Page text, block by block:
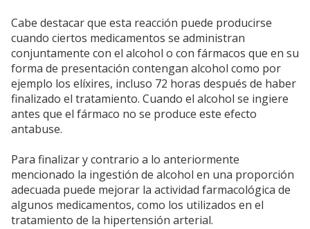
Cabe destacar que esta reacción puede producirse
cuando ciertos medicamentos se administran
conjuntamente con el alcohol o con fármacos que en su
forma de presentación contengan alcohol como por
ejemplo los elíxires, incluso 72 horas después de haber
finalizado el tratamiento. Cuando el alcohol se ingiere
antes que el fármaco no se produce este efecto
antabuse.
Para finalizar y contrario a lo anteriormente
mencionado la ingestión de alcohol en una proporción
adecuada puede mejorar la actividad farmacológica de
algunos medicamentos, como los utilizados en el
tratamiento de la hipertensión arterial.